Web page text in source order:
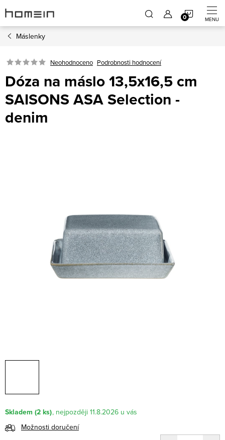
na
obsah
Máslenky
Neohodnoceno Podrobnosti hodnocení
Dóza na máslo 13,5x16,5 cm
SAISONS ASA Selection -
denim
Skladem (2 ks)
11.8.2026
Možnosti doručení